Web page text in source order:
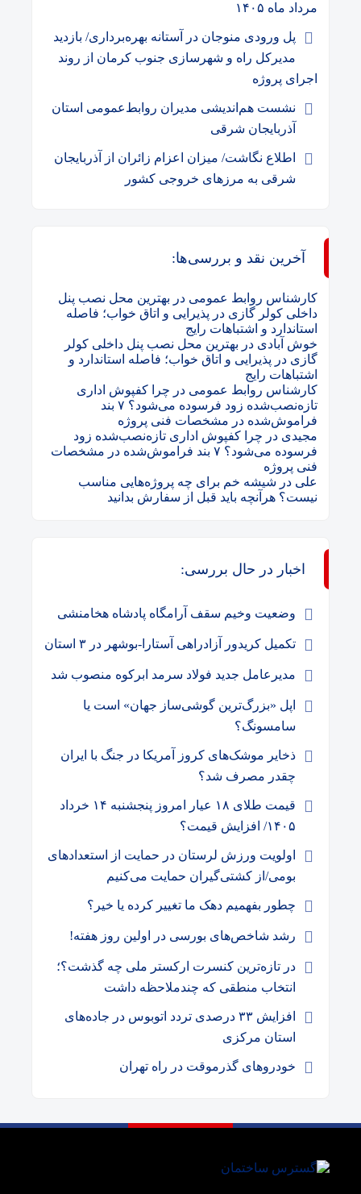
مرداد ماه ۱۴۰۵
پل ورودی منوجان در آستانه بهره‌برداری/ بازدید
مدیرکل راه و شهرسازی جنوب کرمان از روند
اجرای پروژه
نشست هم‌اندیشی مدیران روابط‌عمومی استان
آذربایجان شرقی
اطلاع نگاشت/ میزان اعزام زائران از آذربایجان
شرقی به مرزهای خروجی کشور
آخرین نقد و بررسی‌ها:
کارشناس روابط عمومی در بهترین محل نصب پنل
داخلی کولر گازی در پذیرایی و اتاق خواب؛ فاصله
استاندارد و اشتباهات رایج
خوش آبادی در بهترین محل نصب پنل داخلی کولر
گازی در پذیرایی و اتاق خواب؛ فاصله استاندارد و
اشتباهات رایج
کارشناس روابط عمومی در چرا کفپوش اداری
تازه‌نصب‌شده زود فرسوده می‌شود؟ ۷ بند
فراموش‌شده در مشخصات فنی پروژه
مجیدی در چرا کفپوش اداری تازه‌نصب‌شده زود
فرسوده می‌شود؟ ۷ بند فراموش‌شده در مشخصات
فنی پروژه
علی در شیشه خم برای چه پروژه‌هایی مناسب
نیست؟ هرآنچه باید قبل از سفارش بدانید
اخبار در حال بررسی:
وضعیت وخیم سقف آرامگاه پادشاه هخامنشی
تکمیل کریدور آزادراهی آستارا-بوشهر در ۳ استان
مدیرعامل جدید فولاد سرمد ابرکوه منصوب شد
اپل «بزرگ‌ترین گوشی‌ساز جهان» است یا
سامسونگ؟
ذخایر موشک‌های کروز آمریکا در جنگ با ایران
چقدر مصرف شد؟
قیمت طلای ۱۸ عیار امروز پنجشنبه ۱۴ خرداد
۱۴۰۵/ افزایش قیمت؟
اولویت ورزش لرستان در حمایت از استعدادهای
بومی/از کشتی‌گیران حمایت می‌کنیم
چطور بفهمیم دهک ما تغییر کرده یا خیر؟
رشد شاخص‌های بورسی در اولین روز هفته!
در تازه‌ترین کنسرت ارکستر ملی چه گذشت؟؛
انتخاب منطقی که چندملاحظه داشت
افزایش ۳۳ درصدی تردد اتوبوس در جاده‌های
استان مرکزی
خودروهای گذرموقت در راه تهران